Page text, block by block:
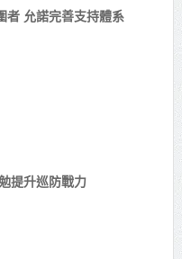
者 允諾完善支持體系
提升巡防戰力